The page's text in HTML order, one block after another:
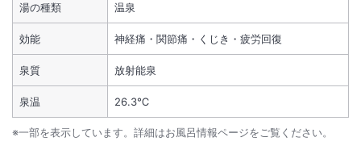
湯の種類 温泉
効能 神経痛・関節痛・くじき・疲労回復
泉質 放射能泉
泉温 26.3℃
※一部を表示しています。詳細はお風呂情報ページをご覧ください。